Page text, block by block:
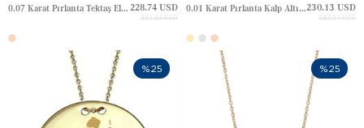
0.07 Karat Pırlanta Tektaş Elmas Altın Kolye 228.74 USD
381.23 USD
0.01 Karat Pırlanta Kalp Altın Kolye230.13 USD
383.54 USD
%25 %25